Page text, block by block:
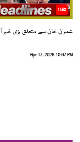
11:52
عمران خان سے متعلق بڑی خبر
Apr 17, 2026 10:07 PM